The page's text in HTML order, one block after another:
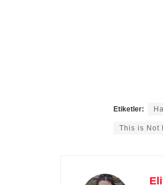
Etiketler:
This is Not